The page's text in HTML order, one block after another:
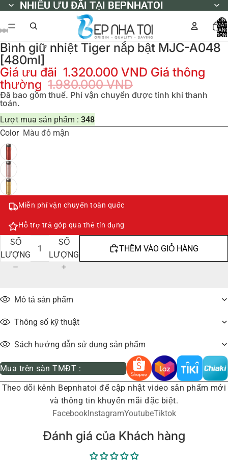
NHIỀU ƯU ĐÃI TẠI BEPNHATOI
NHIỀU ƯU ĐÃI TẠI BEPNHATOI
MẶT
0
Bình giữ nhiệt Tiger nắp bật MJC-A048
[480ml]
Giá ưu đãi 1.320.000 VND Giá thông
thường 1.980.000 VND
Đã bao gồm thuế. Phí vận chuyển được tính khi thanh
toán.
Lượt mua sản phẩm : 348
Color Màu đỏ mận
Miễn phí vận chuyển toàn quốc
Hỗ trợ trả góp qua thẻ tín dụng
GIẢM
SỐ
LƯỢNG
TĂNG
SỐ
LƯỢNG
THÊM VÀO GIỎ HÀNG
Mô tả sản phẩm
Thông số kỹ thuật
Sách hướng dẫn sử dụng sản phẩm
Mua trên sàn TMĐT :
Theo dõi kênh Bepnhatoi để cập nhật video sản phẩm mới
và thông tin khuyến mãi đặc biệt.
FacebookInstagramYoutubeTiktok
Đánh giá của Khách hàng